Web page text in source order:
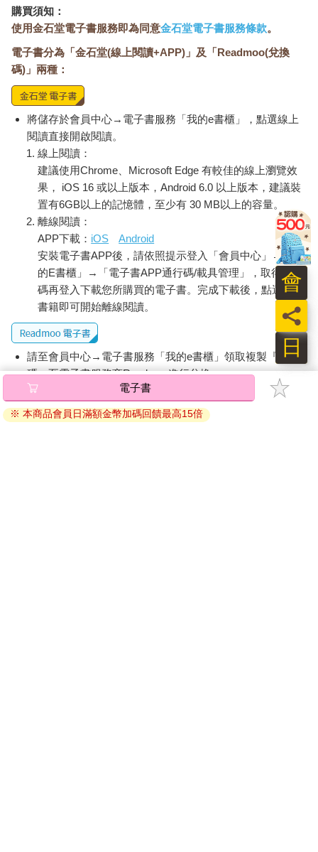
購買須知：
使用金石堂電子書服務即為同意金石堂電子書服務條款。
電子書分為「金石堂(線上閱讀+APP)」及「Readmoo(兌換
碼)」兩種：
將儲存於會員中心→電子書服務「我的e書櫃」，點選線上
閱讀直接開啟閱讀。
線上閱讀：
建議使用Chrome、Microsoft Edge 有較佳的線上瀏覽效
果， iOS 16 或以上版本，Android 6.0 以上版本，建議裝
置有6GB以上的記憶體，至少有 30 MB以上的容量。
離線閱讀：
APP下載： iOS
Android
安裝電子書APP後，請依照提示登入「會員中心」→「我
的E書櫃」→「電子書APP通行碼/載具管理」，取得通行
碼再登入下載您所購買的電子書。完成下載後，點選任一
書籍即可開始離線閱讀。
請至會員中心→電子書服務「我的e書櫃」領取複製『兌換
碼』至電子書服務商Readmoo進行兌換。
退換貨須知：
因版權保護，您在金石堂所購買的電子書僅能以金石堂專屬
電子書
※ 本商品會員日滿額金幣加碼回饋最高15倍
日
員
會